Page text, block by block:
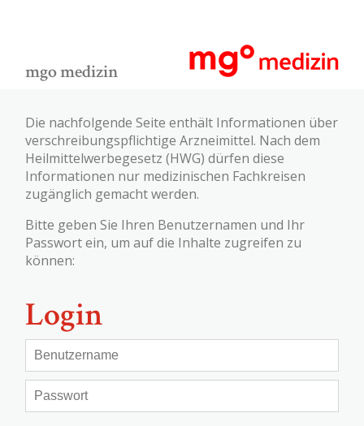
mgo medizin
Die nachfolgende Seite enthält Informationen über
verschreibungspflichtige Arzneimittel. Nach dem
Heilmittelwerbegesetz (HWG) dürfen diese
Informationen nur medizinischen Fachkreisen
zugänglich gemacht werden.
Bitte geben Sie Ihren Benutzernamen und Ihr
Passwort ein, um auf die Inhalte zugreifen zu
können:
Login